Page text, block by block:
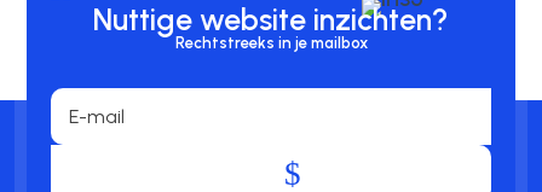
Nuttige website inzichten?
Rechtstreeks in je mailbox